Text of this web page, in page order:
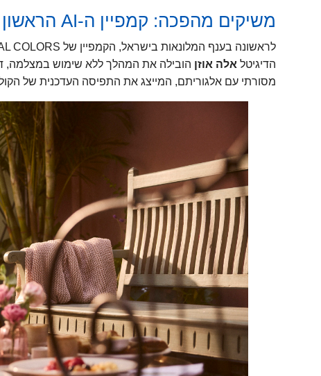
משיקים מהפכה: קמפיין ה-AI הראשון בישראל
הדיגיטל אלה אוזן הובילה את המהלך ללא שימוש במצלמה,
מסורתי עם אלגוריתם, המייצג את התפיסה העדכנית של